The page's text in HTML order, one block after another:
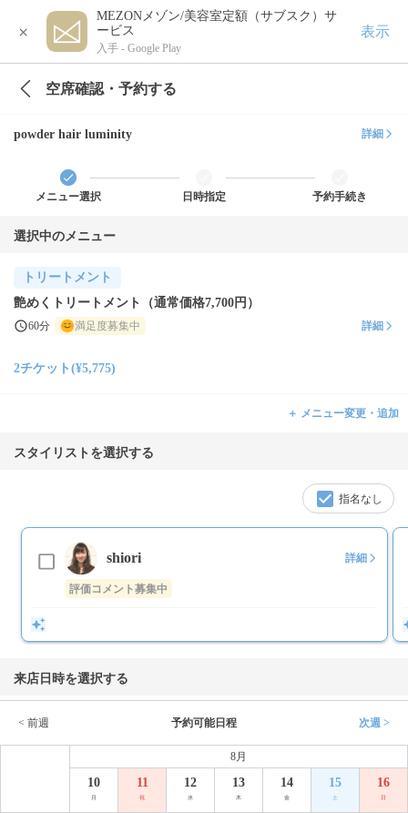
×
MEZONメゾン/美容室定額（サブスク）サ
ービス
入手 - Google Play
表示
空席確認・予約する
powder hair luminity 詳細
メニュー選択 日時指定 予約手続き
選択中のメニュー
トリートメント
艶めくトリートメント（通常価格7,700円）
60分 満足度募集中 詳細
2チケット(¥5,775)
＋ メニュー変更・追加
スタイリストを選択する
指名なし
shiori 詳細
評価コメント募集中
来店日時を選択する
< 前週 予約可能日程 次週 >
8月
10
月
11
祝
12
水
13
木
14
金
15
土
16
日